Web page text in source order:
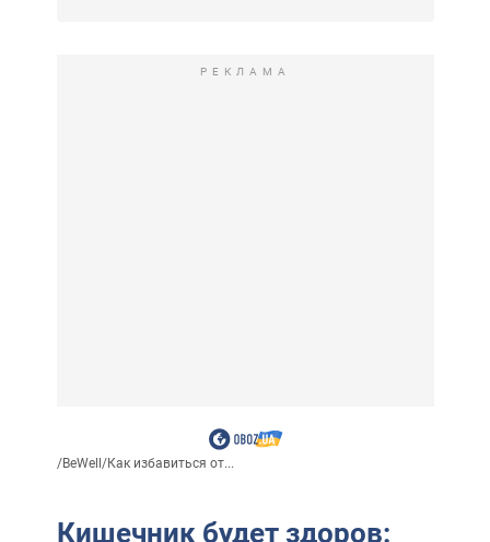
РЕКЛАМА
/BeWell/Как избавиться от...
Кишечник будет здоров: